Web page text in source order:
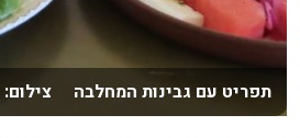
תפריט עם גבינות המחלבה צילום: